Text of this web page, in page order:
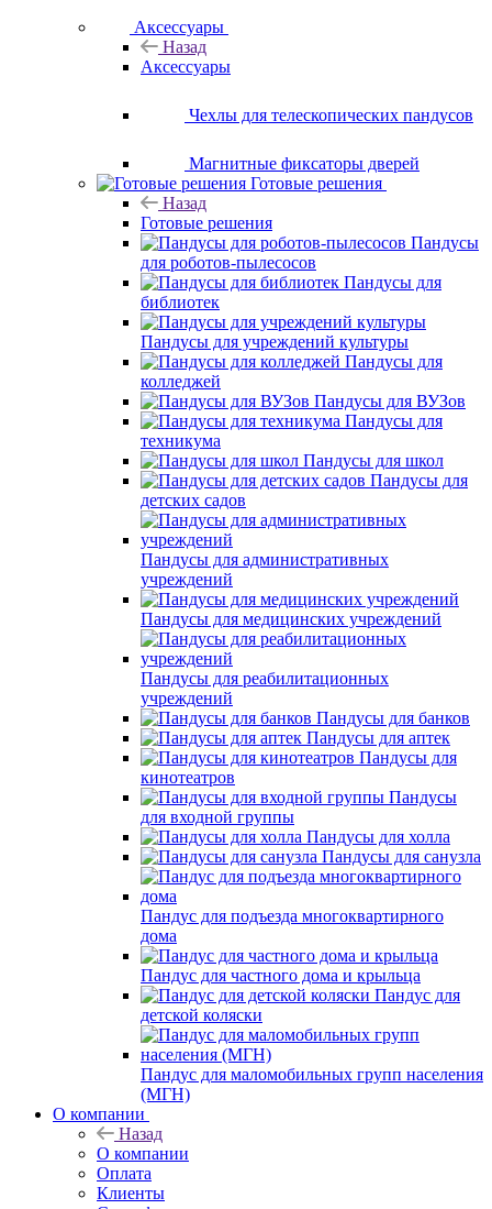
Аксессуары
Назад
Аксессуары
Чехлы для телескопических пандусов
Магнитные фиксаторы дверей
Готовые решения
Назад
Готовые решения
Пандусы
для роботов-пылесосов
Пандусы для
библиотек
Пандусы для учреждений культуры
Пандусы для
колледжей
Пандусы для ВУЗов
Пандусы для
техникума
Пандусы для школ
Пандусы для
детских садов
Пандусы для административных
учреждений
Пандусы для медицинских учреждений
Пандусы для реабилитационных
учреждений
Пандусы для банков
Пандусы для аптек
Пандусы для
кинотеатров
Пандусы
для входной группы
Пандусы для холла
Пандусы для санузла
Пандус для подъезда многоквартирного
дома
Пандус для частного дома и крыльца
Пандус для
детской коляски
Пандус для маломобильных групп населения
(МГН)
О компании
Назад
О компании
Оплата
Клиенты